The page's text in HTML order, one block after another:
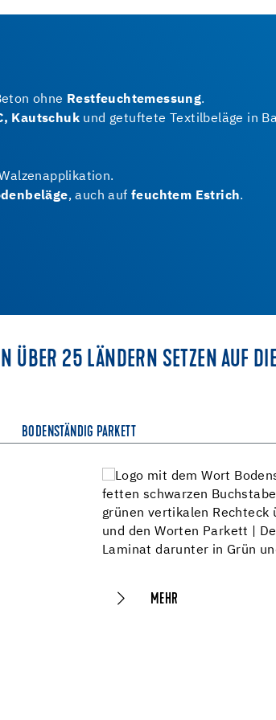
ohne Restfeuchtemessung.
Kautschuk und getuftete Textilbeläge in
, auch auffeuchtem Estrich.
25 LÄNDERN SETZEN AUF
BODENSTÄNDIG PARKETT
MEHR